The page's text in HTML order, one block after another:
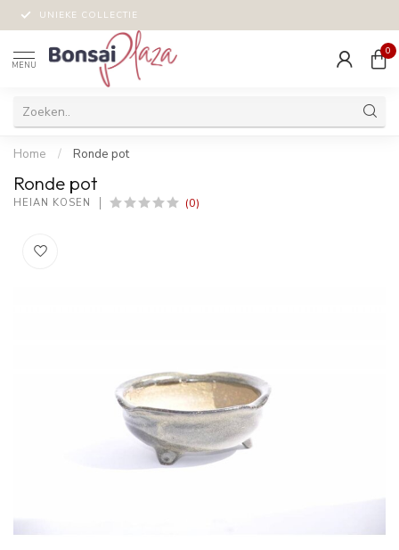
UNIEKE COLLECTIE
MENU
0
Home / Ronde pot
Ronde pot
HEIAN KOSEN (0)